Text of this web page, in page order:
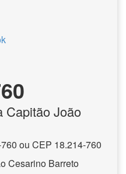
Capitão João
ou CEP 18.214-760
Cesarino Barreto